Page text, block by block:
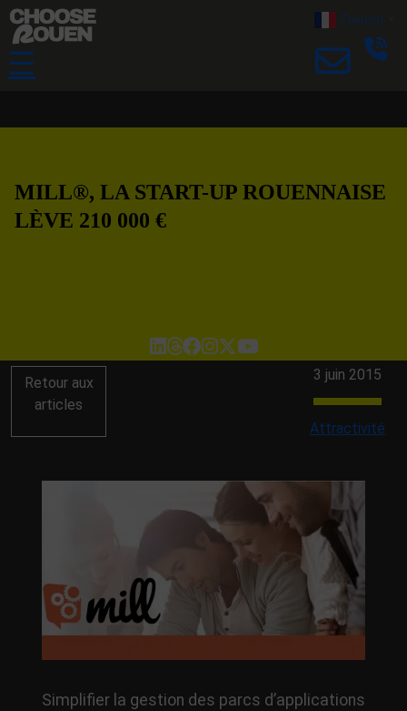
☰
French
MILL®, LA START-UP ROUENNAISE
LÈVE 210 000 €
Retour aux
articles
3 juin 2015
Attractivité
Simplifier la gestion des parcs d’applications